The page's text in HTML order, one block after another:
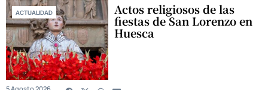
ACTUALIDAD Actos religiosos de las
fiestas de San Lorenzo en
Huesca